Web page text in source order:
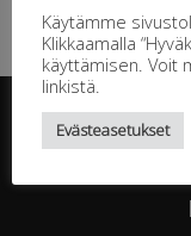
Käytämme
Klikkaamalla
käyttämisen. Voit
linkistä.
Evästeasetukset